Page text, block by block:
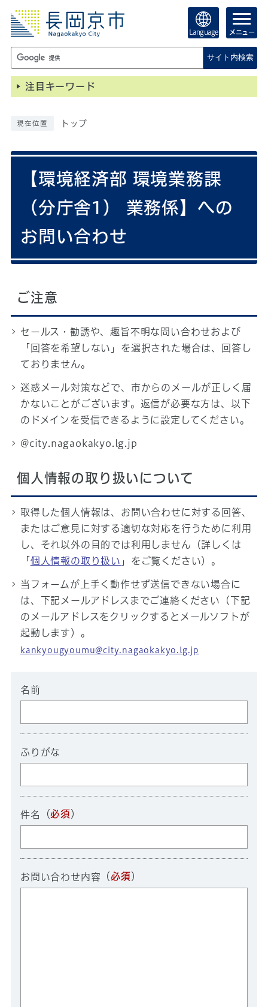
Language メニュー
サイト内検索
注目キーワード
現在位置 トップ
【環境経済部 環境業務課
（分庁舎1） 業務係】への
お問い合わせ
ご注意
セールス・勧誘や、趣旨不明な問い合わせおよび
「回答を希望しない」を選択された場合は、回答し
ておりません。
迷惑メール対策などで、市からのメールが正しく届
かないことがございます。返信が必要な方は、以下
のドメインを受信できるように設定してください。
@city.nagaokakyo.lg.jp
個人情報の取り扱いについて
取得した個人情報は、お問い合わせに対する回答、
またはご意見に対する適切な対応を行うために利用
し、それ以外の目的では利用しません（詳しくは
「 個人情報の取り扱い 」をご覧ください）。
当フォームが上手く動作せず送信できない場合に
は、下記メールアドレスまでご連絡ください（下記
のメールアドレスをクリックするとメールソフトが
起動します）。
kankyougyoumu@city.nagaokakyo.lg.jp
名前
ふりがな
件名 （必須 ）
お問い合わせ内容 （必須 ）